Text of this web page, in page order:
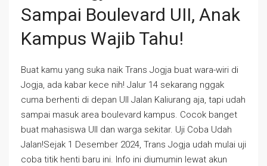
Sampai Boulevard UII, Anak
Kampus Wajib Tahu!
Buat kamu yang suka naik Trans Jogja buat wara-wiri di
Jogja, ada kabar kece nih! Jalur 14 sekarang nggak
cuma berhenti di depan UII Jalan Kaliurang aja, tapi udah
sampai masuk area boulevard kampus. Cocok banget
buat mahasiswa UII dan warga sekitar. Uji Coba Udah
Jalan!Sejak 1 Desember 2024, Trans Jogja udah mulai uji
coba titik henti baru ini. Info ini diumumin lewat akun